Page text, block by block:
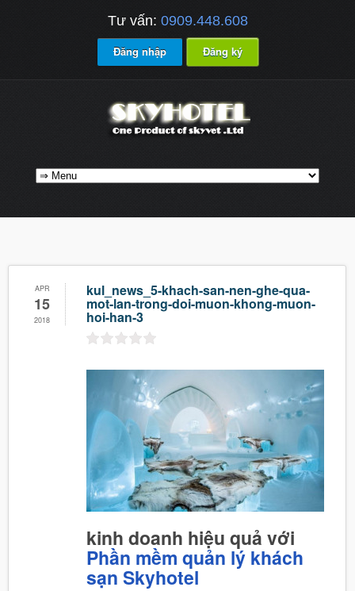
Tư vấn: 0909.448.608
Đăng nhập Đăng ký
APR
15
2018
kul_news_5-khach-san-nen-ghe-qua-
mot-lan-trong-doi-muon-khong-muon-
hoi-han-3
kinh doanh hiệu quả với
Phần mềm quản lý khách
sạn Skyhotel